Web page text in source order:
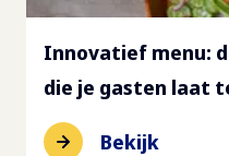
Innovatief menu:
die je gasten laat
Bekijk